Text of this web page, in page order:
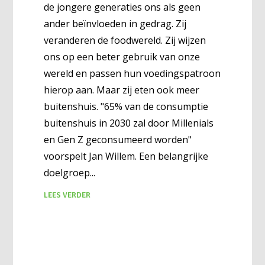
de jongere generaties ons als geen
ander beïnvloeden in gedrag. Zij
veranderen de foodwereld. Zij wijzen
ons op een beter gebruik van onze
wereld en passen hun voedingspatroon
hierop aan. Maar zij eten ook meer
buitenshuis. "65% van de consumptie
buitenshuis in 2030 zal door Millenials
en Gen Z geconsumeerd worden"
voorspelt Jan Willem. Een belangrijke
doelgroep
LEES VERDER